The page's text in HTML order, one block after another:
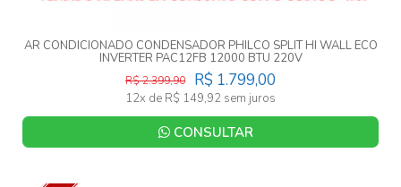
AR CONDICIONADO CONDENSADOR PHILCO SPLIT HI WALL ECO
INVERTER PAC12FB 12000 BTU 220V
R$ 1.799,00
R$ 2.399,90
12x de R$ 149,92 sem juros
CONSULTAR